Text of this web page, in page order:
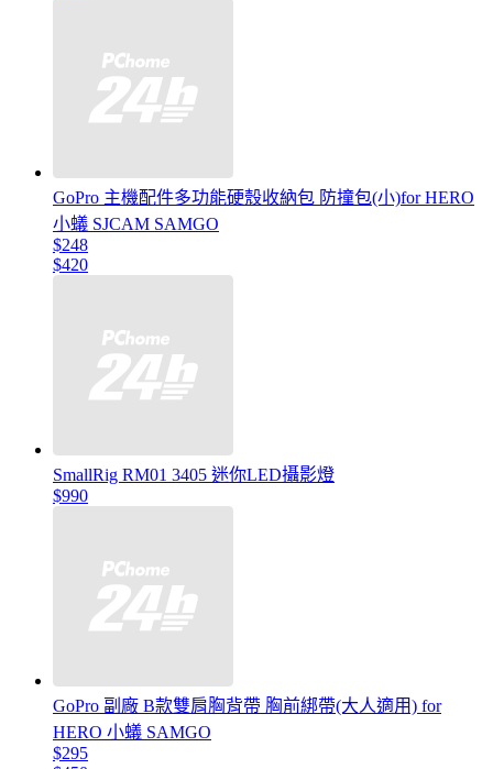
GoPro 主機配件多功能硬殼收納包 防撞包(小)for HERO
小蟻 SJCAM SAMGO
$248
$420
SmallRig RM01 3405 迷你LED攝影燈
$990
GoPro 副廠 B款雙肩胸背帶 胸前綁帶(大人適用) for
HERO 小蟻 SAMGO
$295